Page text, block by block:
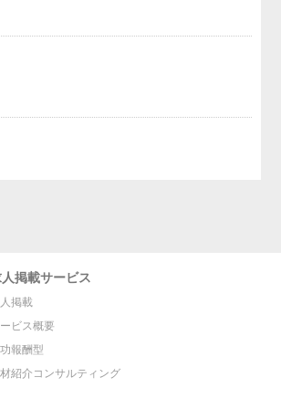
掲載サービス
掲載
ビス概要
報酬型
紹介コンサルティング